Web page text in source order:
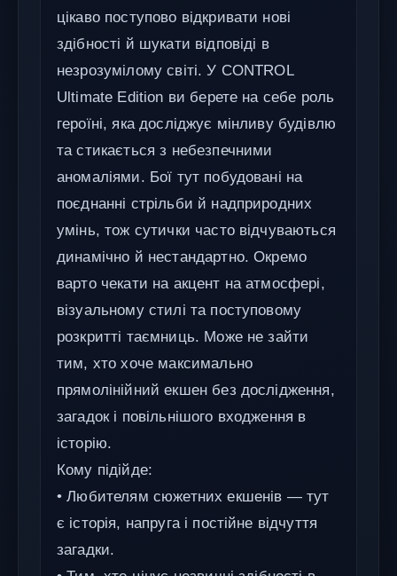
цікаво поступово відкривати нові
здібності й шукати відповіді в
незрозумілому світі. У CONTROL
Ultimate Edition ви берете на себе роль
героїні, яка досліджує мінливу будівлю
та стикається з небезпечними
аномаліями. Бої тут побудовані на
поєднанні стрільби й надприродних
умінь, тож сутички часто відчуваються
динамічно й нестандартно. Окремо
варто чекати на акцент на атмосфері,
візуальному стилі та поступовому
розкритті таємниць. Може не зайти
тим, хто хоче максимально
прямолінійний екшен без дослідження,
загадок і повільнішого входження в
історію.
Кому підійде:
• Любителям сюжетних екшенів — тут
є історія, напруга і постійне відчуття
загадки.